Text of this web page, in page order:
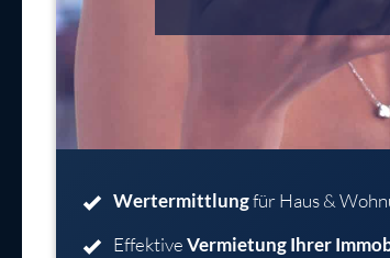
Wertermittlungfür Haus &
EffektiveVermietung Ihrer